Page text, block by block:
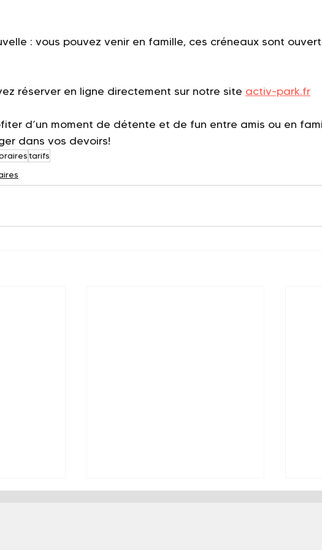
: vous pouvez venir en famille, ces créneaux sont
réserver en ligne directement sur notre site activ-park.fr
d’un moment de détente et de fun entre amis ou en
dans vos devoirs!
tarifs